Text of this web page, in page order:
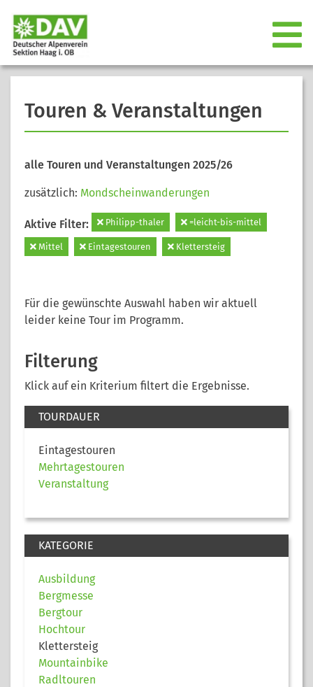
Touren & Veranstaltungen
alle Touren und Veranstaltungen 2025/26
zusätzlich: Mondscheinwanderungen
Aktive Filter: Philipp-thaler =leicht-bis-mittel
Mittel Eintagestouren Klettersteig
Für die gewünschte Auswahl haben wir aktuell
leider keine Tour im Programm.
Filterung
Klick auf ein Kriterium filtert die Ergebnisse.
TOURDAUER
Eintagestouren
Mehrtagestouren
Veranstaltung
KATEGORIE
Ausbildung
Bergmesse
Bergtour
Hochtour
Klettersteig
Mountainbike
Radltouren